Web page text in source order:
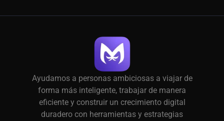
Ayudamos a personas ambiciosas a viajar de
forma más inteligente, trabajar de manera
eficiente y construir un crecimiento digital
duradero con herramientas y estrategias